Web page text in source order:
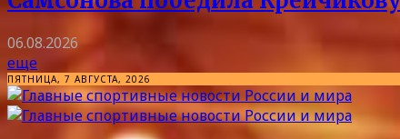
06.08.2026
еще
ПЯТНИЦА, 7 АВГУСТА, 2026